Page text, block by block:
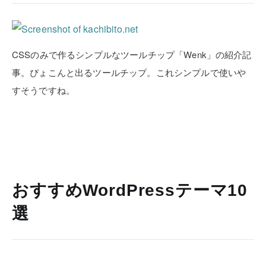
CSSのみで作るシンプルなツールチップ「Wenk」の紹介記
事。ぴょこんと出るツールチップ。これシンプルで使いや
すそうですね。
おすすめWordPressテーマ10
選